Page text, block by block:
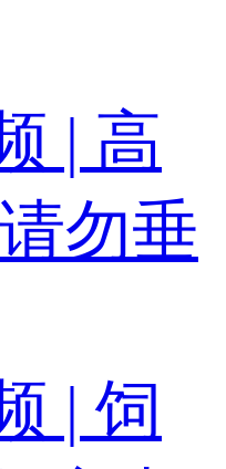
| 高
勿垂
| 饲